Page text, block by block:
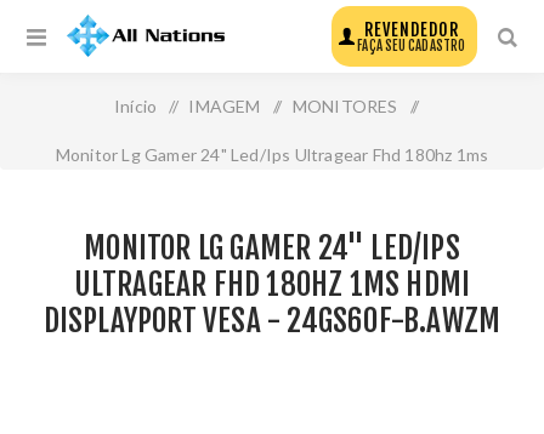
REVENDEDOR
FAÇA SEU CADASTRO
Início / IMAGEM / MONITORES /
Monitor Lg Gamer 24" Led/Ips Ultragear Fhd 180hz 1ms
MONITOR LG GAMER 24" LED/IPS
ULTRAGEAR FHD 180HZ 1MS HDMI
DISPLAYPORT VESA - 24GS60F-B.AWZM